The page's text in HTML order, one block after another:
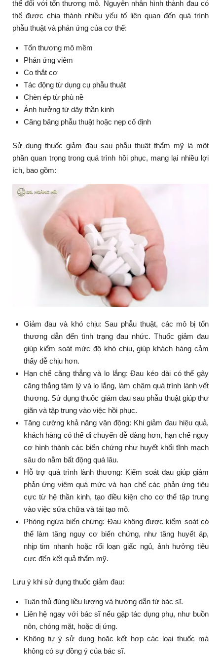
thể đối với tổn thương mô. Nguyên nhân hình thành đau có
thể được chia thành nhiều yếu tố liên quan đến quá trình
phẫu thuật và phản ứng của cơ thể:
Tổn thương mô mềm
Phản ứng viêm
Co thắt cơ
Tác động từ dụng cụ phẫu thuật
Chèn ép từ phù nề
Ảnh hưởng từ dây thần kinh
Căng băng phẫu thuật hoặc nẹp cố định
Sử dụng thuốc giảm đau sau phẫu thuật thẩm mỹ là một
phần quan trọng trong quá trình hồi phục, mang lại nhiều lợi
ích, bao gồm:
Giảm đau và khó chịu: Sau phẫu thuật, các mô bị tổn
thương dẫn đến tình trạng đau nhức. Thuốc giảm đau
giúp kiểm soát mức độ khó chịu, giúp khách hàng cảm
thấy dễ chịu hơn.
Hạn chế căng thẳng và lo lắng: Đau kéo dài có thể gây
căng thẳng tâm lý và lo lắng, làm chậm quá trình lành vết
thương. Sử dụng thuốc giảm đau sau phẫu thuật giúp thư
giãn và tập trung vào việc hồi phục.
Tăng cường khả năng vận động: Khi giảm đau hiệu quả,
khách hàng có thể di chuyển dễ dàng hơn, hạn chế nguy
cơ hình thành các biến chứng như huyết khối tĩnh mạch
sâu do nằm bất động quá lâu.
Hỗ trợ quá trình lành thương: Kiểm soát đau giúp giảm
phản ứng viêm quá mức và hạn chế các phản ứng tiêu
cực từ hệ thần kinh, tạo điều kiện cho cơ thể tập trung
vào việc sửa chữa và tái tạo mô.
Phòng ngừa biến chứng: Đau không được kiểm soát có
thể làm tăng nguy cơ biến chứng, như tăng huyết áp,
nhịp tim nhanh hoặc rối loạn giấc ngủ, ảnh hưởng tiêu
cực đến kết quả thẩm mỹ.
Lưu ý khi sử dụng thuốc giảm đau:
Tuân thủ đúng liều lượng và hướng dẫn từ bác sĩ.
Liên hệ ngay với bác sĩ nếu gặp tác dụng phụ, như buồn
nôn, chóng mặt, hoặc dị ứng.
Không tự ý sử dụng hoặc kết hợp các loại thuốc mà
không có sự đồng ý của bác sĩ.